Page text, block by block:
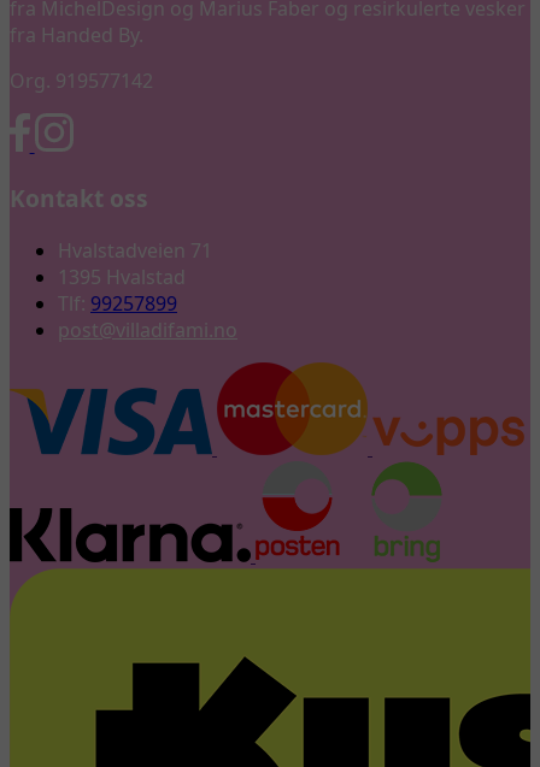
fra MichelDesign og Marius Faber og resirkulerte vesker
fra Handed By.
Org. 919577142
Kontakt oss
Hvalstadveien 71
1395 Hvalstad
Tlf: 99257899
post@villadifami.no